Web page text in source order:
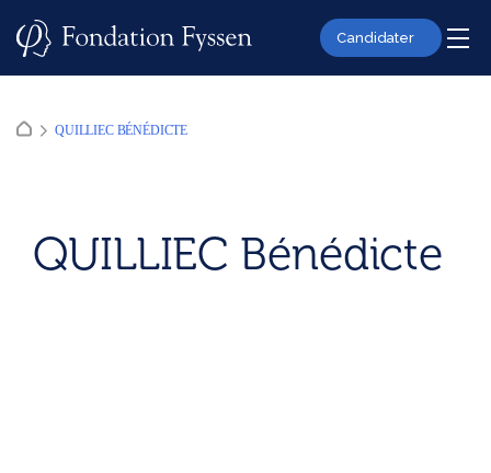
Candidater
QUILLIEC BÉNÉDICTE
QUILLIEC Bénédicte